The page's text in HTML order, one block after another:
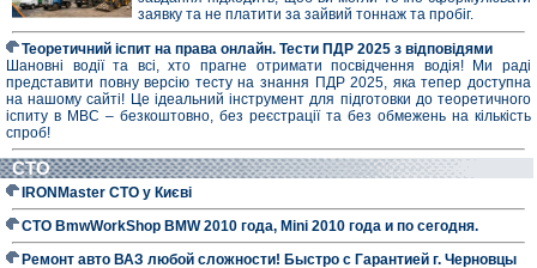
заявку та не платити за зайвий тоннаж та пробіг.
Теоретичний іспит на права онлайн. Тести ПДР 2025 з відповідями
Шановні водії та всі, хто прагне отримати посвідчення водія! Ми раді
представити повну версію тесту на знання ПДР 2025, яка тепер доступна
на нашому сайті! Це ідеальний інструмент для підготовки до теоретичного
іспиту в МВС – безкоштовно, без реєстрації та без обмежень на кількість
спроб!
СТО
IRONMaster СТО у Києві
СТО BmwWorkShop BMW 2010 года, Mini 2010 года и по сегодня.
Ремонт авто ВАЗ любой сложности! Быстро с Гарантией г. Черновцы